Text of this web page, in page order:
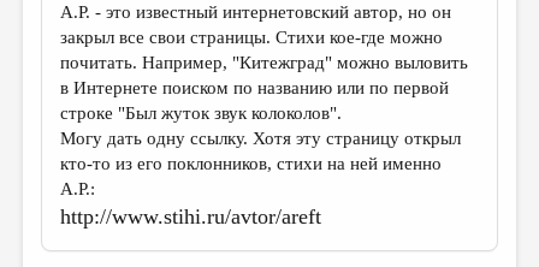
А.Р. - это известный интернетовский автор, но он
закрыл все свои страницы. Стихи кое-где можно
почитать. Например, "Китежград" можно выловить
в Интернете поиском по названию или по первой
строке "Был жуток звук колоколов".
Могу дать одну ссылку. Хотя эту страницу открыл
кто-то из его поклонников, стихи на ней именно
А.Р.:
http://www.stihi.ru/avtor/areft